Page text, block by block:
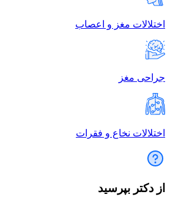
اختلالات مغز و اعصاب
جراحی مغز
اختلالات نخاع و فقرات
از دکتر بپرسید